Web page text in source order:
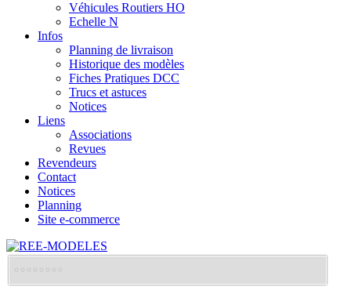
Véhicules Routiers HO
Echelle N
Infos
Planning de livraison
Historique des modèles
Fiches Pratiques DCC
Trucs et astuces
Notices
Liens
Associations
Revues
Revendeurs
Contact
Notices
Planning
Site e-commerce